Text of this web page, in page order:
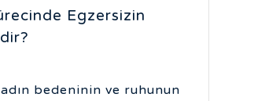
Egzersizin
bedeninin ve ruhunun